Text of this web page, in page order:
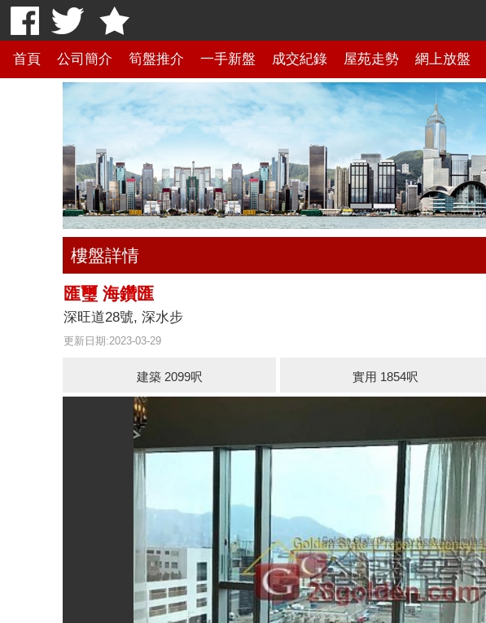
首頁 公司簡介 筍盤推介 一手新盤 成交紀錄 屋苑走勢 網上放盤
樓盤詳情
匯璽 海鑽匯
深旺道28號, 深水步
更新日期:2023-03-29
建築 2099呎 實用 1854呎